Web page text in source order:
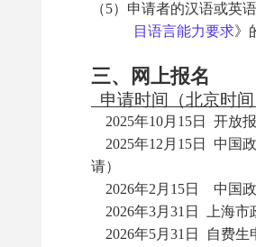
（5）申请者的汉语或英
目语言能力要求》
三、网上报名
申请时间（北京时
2025年10月 15日
开放
2025年12月 15日 中国
请）
2026年2月 15日 中国
2026年3月 31 日 上海市
2026年5月 31 日 自费生